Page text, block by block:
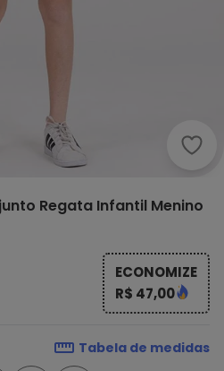
Regata Infantil Menino
ECONOMIZE
R$ 47,00
Tabela de medidas